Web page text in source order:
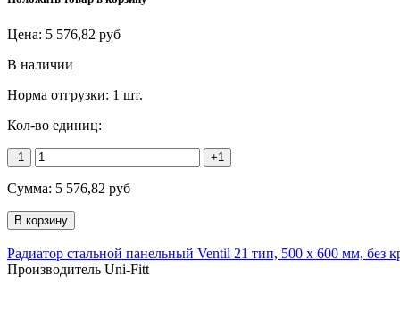
Цена: 5 576,82 руб
В наличии
Норма отгрузки: 1 шт.
Кол-во единиц:
-1 +1
Сумма: 5 576,82 руб
Радиатор стальной панельный Ventil 21 тип, 500 х 600 мм, без
Производитель Uni-Fitt